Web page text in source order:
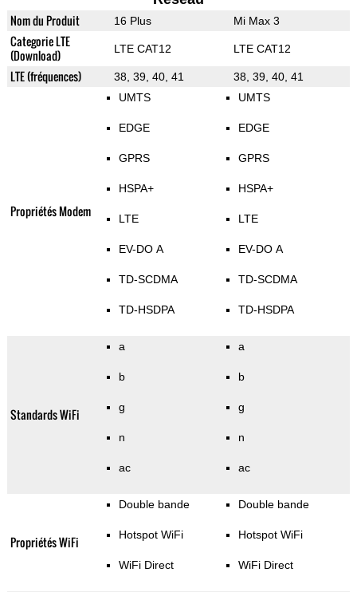
Nom du Produit 16 Plus Mi Max 3
Categorie LTE
(Download)
LTE CAT12 LTE CAT12
LTE (fréquences) 38, 39, 40, 41 38, 39, 40, 41
Propriétés Modem
UMTS
EDGE
GPRS
HSPA+
LTE
EV-DO A
TD-SCDMA
TD-HSDPA
UMTS
EDGE
GPRS
HSPA+
LTE
EV-DO A
TD-SCDMA
TD-HSDPA
Standards WiFi
a
b
g
n
ac
a
b
g
n
ac
Propriétés WiFi
Double bande
Hotspot WiFi
WiFi Direct
Double bande
Hotspot WiFi
WiFi Direct